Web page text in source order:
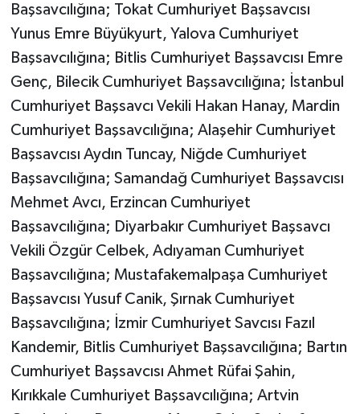
Başsavcılığına; Tokat Cumhuriyet Başsavcısı
Yunus Emre Büyükyurt, Yalova Cumhuriyet
Başsavcılığına; Bitlis Cumhuriyet Başsavcısı Emre
Genç, Bilecik Cumhuriyet Başsavcılığına; İstanbul
Cumhuriyet Başsavcı Vekili Hakan Hanay, Mardin
Cumhuriyet Başsavcılığına; Alaşehir Cumhuriyet
Başsavcısı Aydın Tuncay, Niğde Cumhuriyet
Başsavcılığına; Samandağ Cumhuriyet Başsavcısı
Mehmet Avcı, Erzincan Cumhuriyet
Başsavcılığına; Diyarbakır Cumhuriyet Başsavcı
Vekili Özgür Celbek, Adıyaman Cumhuriyet
Başsavcılığına; Mustafakemalpaşa Cumhuriyet
Başsavcısı Yusuf Canik, Şırnak Cumhuriyet
Başsavcılığına; İzmir Cumhuriyet Savcısı Fazıl
Kandemir, Bitlis Cumhuriyet Başsavcılığına; Bartın
Cumhuriyet Başsavcısı Ahmet Rüfai Şahin,
Kırıkkale Cumhuriyet Başsavcılığına; Artvin